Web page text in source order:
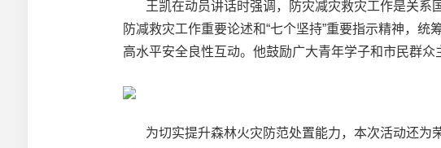
王凯在动员讲话时强调，防灾减灾救灾工作是关系
防减救灾工作重要论述和“七个坚持”重要指示精神，
高水平安全良性互动。他鼓励广大青年学子和市民群
为切实提升森林火灾防范处置能力，本次活动还为